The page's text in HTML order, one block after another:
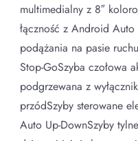
multimedialny z 8″
łączność z Android
podążania na pasie
Stop-GoSzyba czołowa
podgrzewana z
przódSzyby sterowane
Auto Up-DownSzyby